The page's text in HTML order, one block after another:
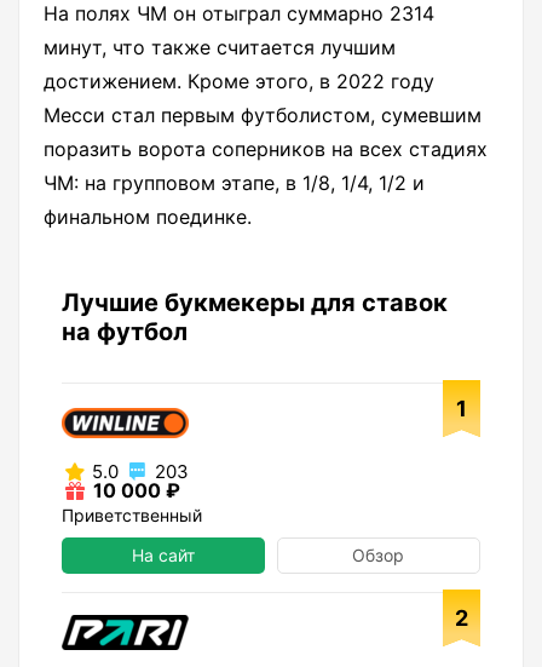
На полях ЧМ он отыграл суммарно 2314
минут, что также считается лучшим
достижением. Кроме этого, в 2022 году
Месси стал первым футболистом, сумевшим
поразить ворота соперников на всех стадиях
ЧМ: на групповом этапе, в 1/8, 1/4, 1/2 и
финальном поединке.
Лучшие букмекеры для ставок
на футбол
1
5.0 203
10 000 ₽
Приветственный
На сайт
Обзор
2